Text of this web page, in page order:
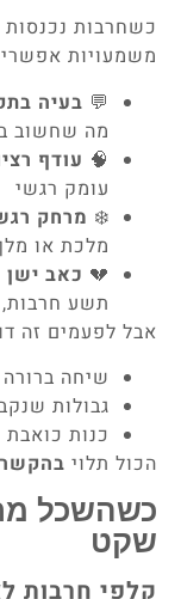
כשחרבות
משמעויות
💬 בעיה
מה שחשוב
🧠 עודף
עומק רגשי
❄️ מרחק
מלכת או
💔 כאב
תשע
אבל לפעמים זה
שיחה
גבולות
כנות
הכול תלוי
כשהשכל
שקט
קלפי חרבות